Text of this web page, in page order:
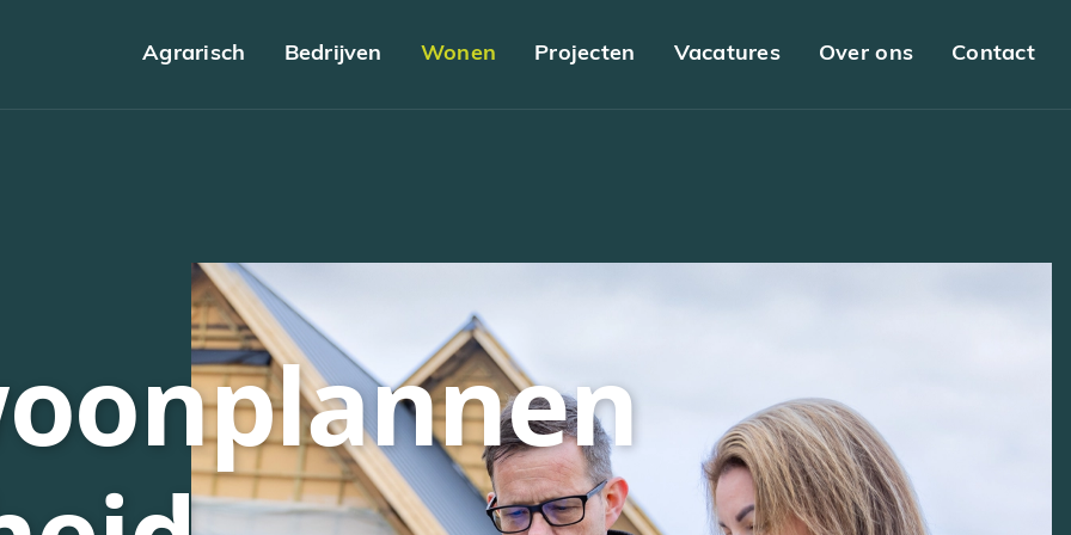
Agrarisch Bedrijven Wonen Projecten Vacatures Over ons Contact